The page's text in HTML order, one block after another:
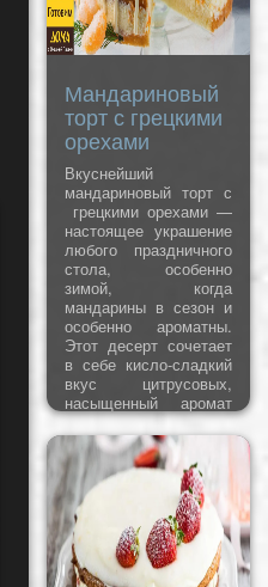
Мандариновый
торт с грецкими
орехами
Вкуснейший
мандариновый торт с
грецкими орехами —
настоящее украшение
любого праздничного
стола, особенно
зимой, когда
мандарины в сезон и
особенно ароматны.
Этот десерт сочетает
в себе кисло-сладкий
вкус цитрусовых,
насыщенный аромат
кардамона и лёгкую
хрустящую текстуру
орехов. Идеально
подходит для
новогоднего стола или
уютного чаепития 1
января. Торт
получается нежным,
слегка влажным